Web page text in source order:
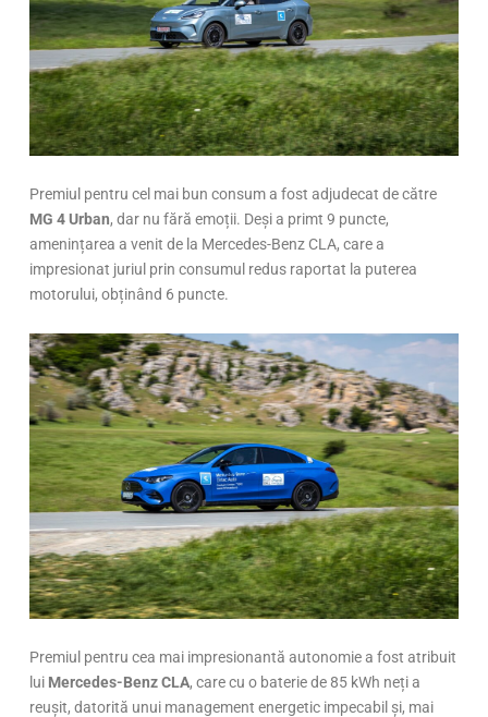
Premiul pentru cel mai bun consum a fost adjudecat de către
MG 4 Urban, dar nu fără emoții. Deși a primt 9 puncte,
amenințarea a venit de la Mercedes-Benz CLA, care a
impresionat juriul prin consumul redus raportat la puterea
motorului, obținând 6 puncte.
Premiul pentru cea mai impresionantă autonomie a fost atribuit
lui Mercedes-Benz CLA, care cu o baterie de 85 kWh neți a
reușit, datorită unui management energetic impecabil și, mai